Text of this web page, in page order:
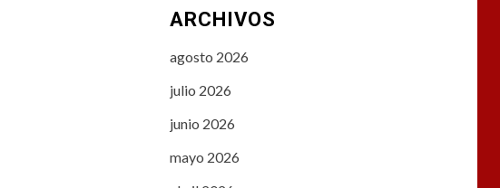
ARCHIVOS
agosto 2026
julio 2026
junio 2026
mayo 2026